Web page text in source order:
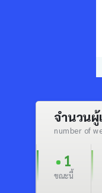
จำนวนผู้
number of
1
ขณะนี้